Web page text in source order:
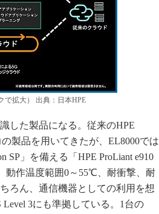
で拡大） 出典：日本HPE
した製品になる。従来のHPE
製品を用いてきたが、EL8000では
」を備える「HPE ProLiant e910
動作温度範囲0～55℃、耐衝撃、耐
ろん、通信機器としての利用を想
3にも準拠している。1台の